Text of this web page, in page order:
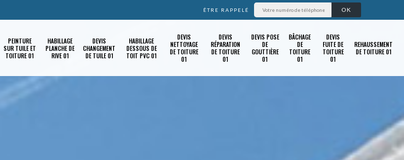
ÊTRE RAPPELÉ
PEINTURE
SUR TUILE ET
TOITURE 01
HABILLAGE
PLANCHE DE
RIVE 01
DEVIS
CHANGEMENT
DE TUILE 01
HABILLAGE
DESSOUS DE
TOIT PVC 01
DEVIS
NETTOYAGE
DE TOITURE
01
DEVIS
RÉPARATION
DE TOITURE
01
DEVIS POSE
DE
GOUTTIÈRE
01
BÂCHAGE
DE
TOITURE
01
DEVIS
FUITE DE
TOITURE
01
REHAUSSEMENT
DE TOITURE 01